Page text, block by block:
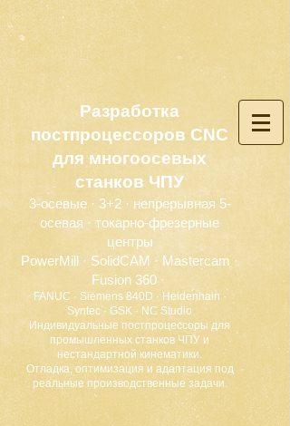
Разработка
постпроцессоров CNC
для многоосевых
станков ЧПУ
3-осевые · 3+2 · непрерывная 5-
осевая · токарно-фрезерные
центры
PowerMill · SolidCAM · Mastercam ·
Fusion 360 ·
FANUC · Siemens 840D · Heidenhain ·
Syntec · GSK · NC Studio
Индивидуальные постпроцессоры для
промышленных станков ЧПУ и
нестандартной кинематики.
Отладка, оптимизация и адаптация под
реальные производственные задачи.